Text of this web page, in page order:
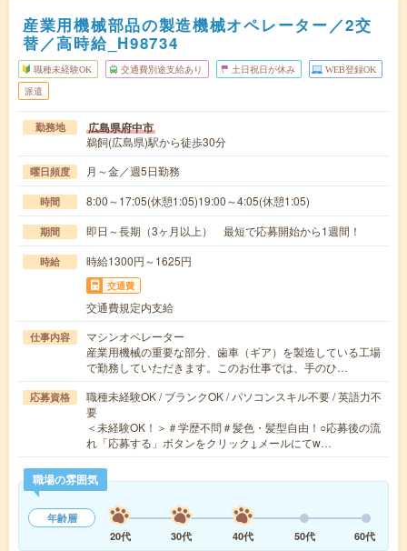
産業用機械部品の製造機械オペレーター／2交
替／高時給_H98734
職種未経験OK 交通費別途支給あり 土日祝日が休み WEB登録OK
派遣
勤務地 広島県府中市
鵜飼(広島県)駅から徒歩30分
曜日頻度 月～金／週5日勤務
時間 8:00～17:05(休憩1:05)19:00～4:05(休憩1:05)
期間 即日～長期（3ヶ月以上） 最短で応募開始から1週間！
時給 時給1300円～1625円
交通費
交通費規定内支給
仕事内容
マシンオペレーター
産業用機械の重要な部分、歯車（ギア）を製造している工場
で勤務していただきます。このお仕事では、手のひ…
応募資格
職種未経験OK / ブランクOK / パソコンスキル不要 / 英語力不
要
＜未経験OK！＞＃学歴不問＃髪色・髪型自由！○応募後の流
れ「応募する」ボタンをクリック↓メールにてw…
職場の雰囲気
年齢層
20代
30代 40代 50代 60代